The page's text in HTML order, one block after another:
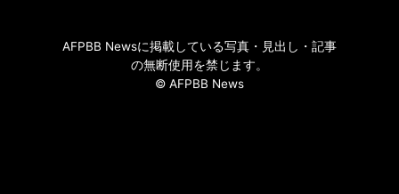
AFPBB Newsに掲載している写真・見出し・記事
の無断使用を禁じます。
© AFPBB News